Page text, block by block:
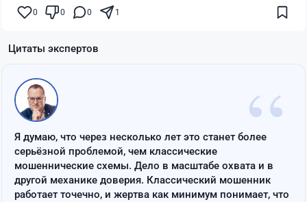
0 0 0 1
Цитаты экспертов
“
Я думаю, что через несколько лет это станет более
серьёзной проблемой, чем классические
мошеннические схемы. Дело в масштабе охвата и в
другой механике доверия. Классический мошенник
работает точечно, и жертва как минимум понимает, что